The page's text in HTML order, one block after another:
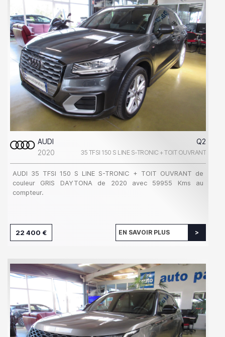
AUDI
Q2
2020
35 TFSI 150 S LINE S-TRONIC + TOIT OUVRANT
AUDI 35 TFSI 150 S LINE S-TRONIC + TOIT OUVRANT de
couleur GRIS DAYTONA de 2020 avec 59955 Kms au
compteur.
22 400 € EN SAVOIR PLUS